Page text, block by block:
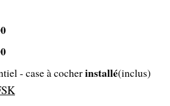
- case à cocherinstallé(inclus)